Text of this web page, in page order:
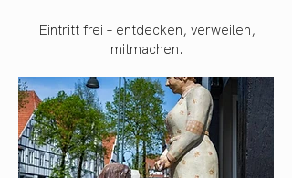
Eintritt frei – entdecken, verweilen,
mitmachen.